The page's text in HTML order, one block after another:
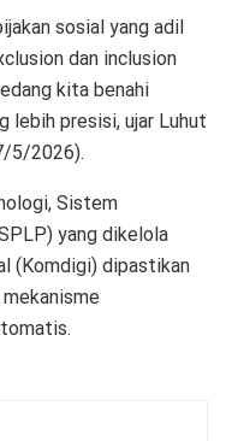
sosial yang adil
dan inclusion
kita benahi
lebih presisi, ujar Luhut
5/2026).
Sistem
yang dikelola
(Komdigi) dipastikan